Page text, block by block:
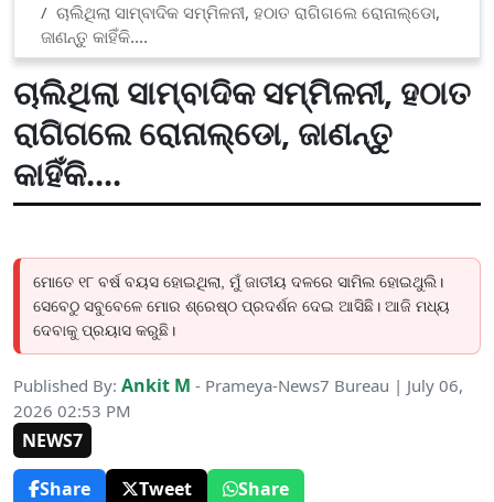
ଚାଲିଥିଲା ସାମ୍ବାଦିକ ସମ୍ମିଳନୀ, ହଠାତ ରାଗିଗଲେ ରୋନାଲ୍ଡୋ,
ଜାଣନ୍ତୁ କାହିଁକି....
ଚାଲିଥିଲା ସାମ୍ବାଦିକ ସମ୍ମିଳନୀ, ହଠାତ
ରାଗିଗଲେ ରୋନାଲ୍ଡୋ, ଜାଣନ୍ତୁ
କାହିଁକି....
ମୋତେ ୧୮ ବର୍ଷ ବୟସ ହୋଇଥିଲା, ମୁଁ ଜାତୀୟ ଦଳରେ ସାମିଲ ହୋଇଥୁଲି।
ସେବେଠୁ ସବୁବେଳେ ମୋର ଶ୍ରେଷ୍ଠ ପ୍ରଦର୍ଶନ ଦେଇ ଆସିଛି। ଆଜି ମଧ୍ୟ
ଦେବାକୁ ପ୍ରୟାସ କରୁଛି।
Published By: Ankit M - Prameya-News7 Bureau | July 06,
2026 02:53 PM
NEWS7
Share
Tweet Share